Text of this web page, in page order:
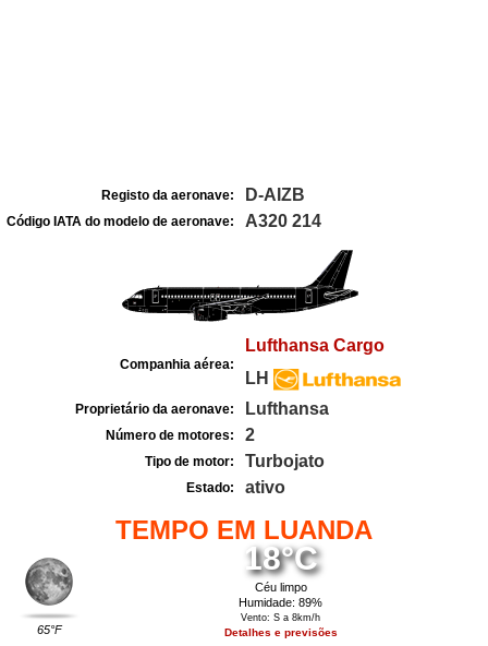
Registo da aeronave: D-AIZB
Código IATA do modelo de aeronave: A320 214
Companhia aérea:
Lufthansa Cargo
LH
Proprietário da aeronave: Lufthansa
Número de motores: 2
Tipo de motor: Turbojato
Estado: ativo
TEMPO EM LUANDA
65°F
18°C
Céu limpo
Humidade: 89%
Vento: S a 8km/h
Detalhes e previsões